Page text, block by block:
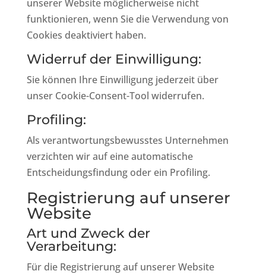
unserer Website möglicherweise nicht
funktionieren, wenn Sie die Verwendung von
Cookies deaktiviert haben.
Widerruf der Einwilligung:
Sie können Ihre Einwilligung jederzeit über
unser Cookie-Consent-Tool widerrufen.
Profiling:
Als verantwortungsbewusstes Unternehmen
verzichten wir auf eine automatische
Entscheidungsfindung oder ein Profiling.
Registrierung auf unserer
Website
Art und Zweck der
Verarbeitung:
Für die Registrierung auf unserer Website